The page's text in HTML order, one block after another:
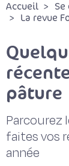
Accueil
La revue
pâture
Parcourez
faites vos
année